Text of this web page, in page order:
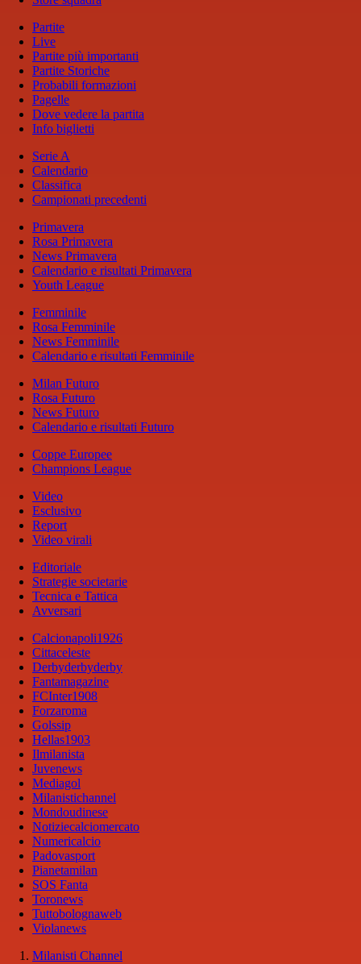
Partite
Live
Partite più importanti
Partite Storiche
Probabili formazioni
Pagelle
Dove vedere la partita
Info biglietti
Serie A
Calendario
Classifica
Campionati precedenti
Primavera
Rosa Primavera
News Primavera
Calendario e risultati Primavera
Youth League
Femminile
Rosa Femminile
News Femminile
Calendario e risultati Femminile
Milan Futuro
Rosa Futuro
News Futuro
Calendario e risultati Futuro
Coppe Europee
Champions League
Video
Esclusivo
Report
Video virali
Editoriale
Strategie societarie
Tecnica e Tattica
Avversari
Calcionapoli1926
Cittaceleste
Derbyderbyderby
Fantamagazine
FCInter1908
Forzaroma
Golssip
Hellas1903
Ilmilanista
Juvenews
Mediagol
Milanistichannel
Mondoudinese
Notiziecalciomercato
Numericalcio
Padovasport
Pianetamilan
SOS Fanta
Toronews
Tuttobolognaweb
Violanews
Milanisti Channel